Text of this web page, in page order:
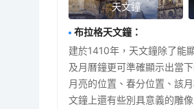
天文鐘
布拉格天文鐘 ：
建於1410年，天文鐘除了能
及月曆鐘更可準確顯示出當
月亮的位置、春分位置、該
文鐘上還有些別具意義的雕